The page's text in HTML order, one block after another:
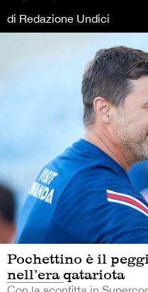
di Redazione Undici
Pochettino è il
nell’era qatariota